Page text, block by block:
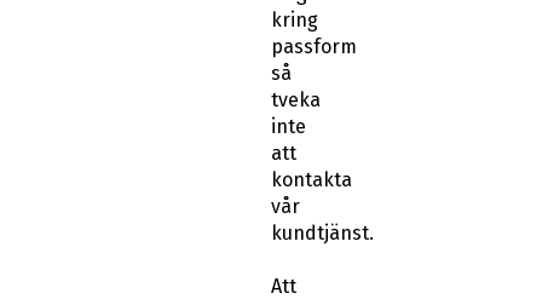
kring
passform
så
tveka
inte
att
kontakta
vår
kundtjänst.
Att